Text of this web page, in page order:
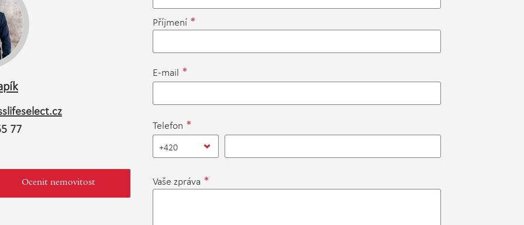
77
Ocenit nemovitost
Příjmení *
E-mail *
Telefon *
+420
Vaše zpráva *